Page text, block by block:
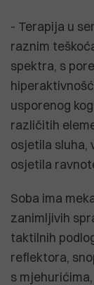
- Terapija u
raznim
spektra, s
usporenog
različitih
osjetila sluha,
osjetila
Soba ima
zanimljivih
taktilnih
reflektora,
s